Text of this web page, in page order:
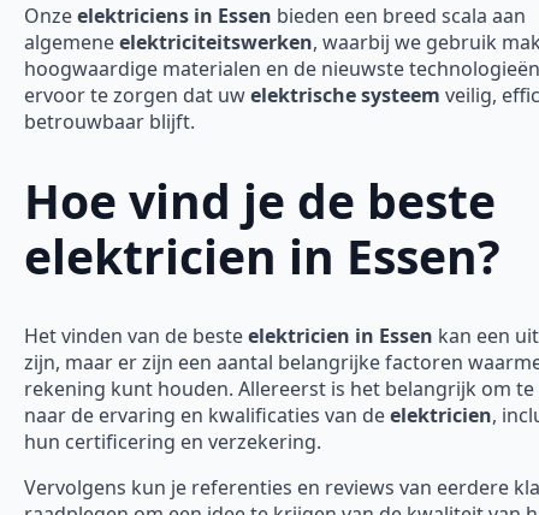
Onzeelektriciens in Essen bieden een breed scala aan
algemeneelektriciteitswerken, waarbij we gebruik
hoogwaardige materialen en de nieuwste
ervoor te zorgen dat uwelektrische systeem veilig,
betrouwbaar blijft.
Hoe vind je de beste
elektricien in Essen?
Het vinden van de besteelektricien in Essen kan een
zijn, maar er zijn een aantal belangrijke factoren
rekening kunt houden. Allereerst is het belangrijk om
naar de ervaring en kwalificaties van deelektricien,
hun certificering en verzekering.
Vervolgens kun je referenties en reviews van eerdere